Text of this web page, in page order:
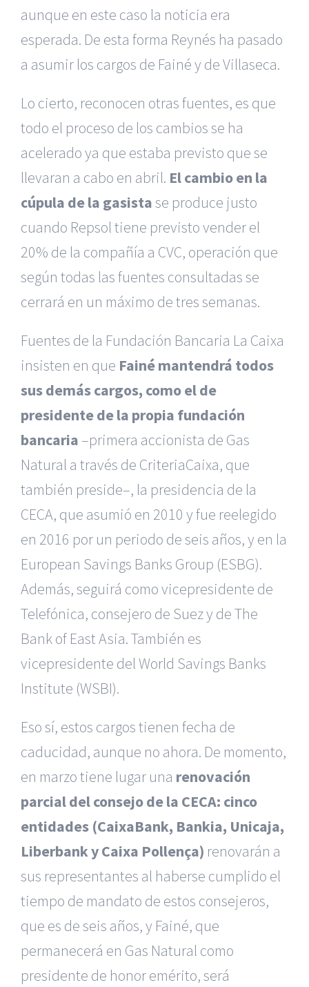
aunque en este caso la noticia era
esperada. De esta forma Reynés ha pasado
a asumir los cargos de Fainé y de Villaseca.
Lo cierto, reconocen otras fuentes, es que
todo el proceso de los cambios se ha
acelerado ya que estaba previsto que se
llevaran a cabo en abril. El cambio en la
cúpula de la gasistase produce justo
cuando Repsol tiene previsto vender el
20% de la compañía a CVC, operación que
según todas las fuentes consultadas se
cerrará en un máximo de tres semanas.
Fuentes de la Fundación Bancaria La Caixa
insisten en que Fainé mantendrá todos
sus demás cargos, como el de
presidente de la propia fundación
bancaria –primera accionista de Gas
Natural a través de CriteriaCaixa, que
también preside–, la presidencia de la
CECA, que asumió en 2010 y fue reelegido
en 2016 por un periodo de seis años, y en la
European Savings Banks Group (ESBG).
Además, seguirá como vicepresidente de
Telefónica, consejero de Suez y de The
Bank of East Asia. También es
vicepresidente del World Savings Banks
Institute (WSBI).
Eso sí, estos cargos tienen fecha de
caducidad, aunque no ahora. De momento,
en marzo tiene lugar una renovación
parcial del consejo de la CECA: cinco
entidades (CaixaBank, Bankia, Unicaja,
Liberbank y Caixa Pollença) renovarán a
sus representantes al haberse cumplido el
tiempo de mandato de estos consejeros,
que es de seis años, y Fainé, que
permanecerá en Gas Natural como
presidente de honor emérito, será